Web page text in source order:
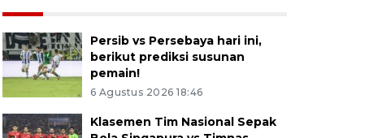
Persib vs Persebaya hari ini,
berikut prediksi susunan
pemain!
6 Agustus 2026 18:46
Klasemen Tim Nasional Sepak